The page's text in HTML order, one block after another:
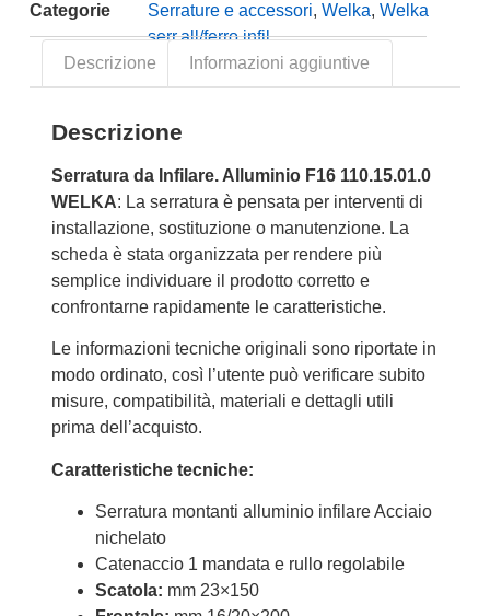
Categorie
Serrature e accessori, Welka, Welka
serr.all/ferro infil.
Descrizione
Informazioni aggiuntive
Descrizione
Serratura da Infilare. Alluminio F16 110.15.01.0
WELKA: La serratura è pensata per interventi di
installazione, sostituzione o manutenzione. La
scheda è stata organizzata per rendere più
semplice individuare il prodotto corretto e
confrontarne rapidamente le caratteristiche.
Le informazioni tecniche originali sono riportate in
modo ordinato, così l’utente può verificare subito
misure, compatibilità, materiali e dettagli utili
prima dell’acquisto.
Caratteristiche tecniche:
Serratura montanti alluminio infilare Acciaio
nichelato
Catenaccio 1 mandata e rullo regolabile
Scatola: mm 23×150